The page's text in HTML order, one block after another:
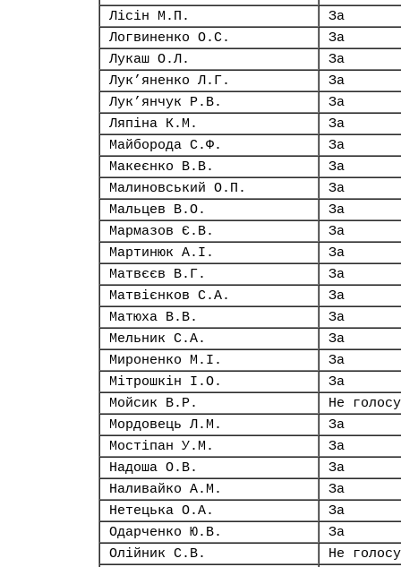
Лісін М.П.
За
Логвиненко О.С.
За
Лукаш О.Л.
За
Лук’яненко Л.Г.
За
Лук’янчук Р.В.
За
Ляпіна К.М.
За
Майборода С.Ф.
За
Макеєнко В.В.
За
Малиновський О.П.
За
Мальцев В.О.
За
Мармазов Є.В.
За
Мартинюк А.І.
За
Матвєєв В.Г.
За
Матвієнков С.А.
За
Матюха В.В.
За
Мельник С.А.
За
Мироненко М.І.
За
Мітрошкін І.О.
За
Мойсик В.Р.
Не
Мордовець Л.М.
За
Мостіпан У.М.
За
Надоша О.В.
За
Наливайко А.М.
За
Нетецька О.А.
За
Одарченко Ю.В.
За
Олійник С.В.
Не